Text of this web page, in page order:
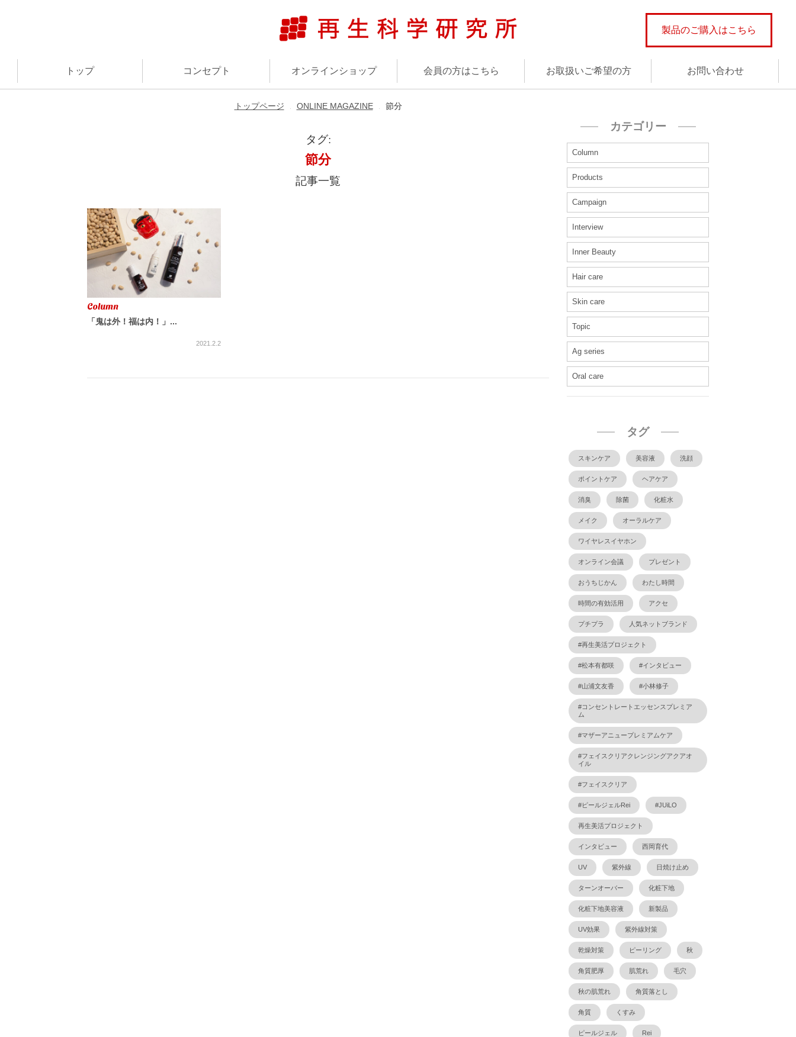
製品のご購入はこちら
トップ コンセプト オンラインショップ 会員の方はこちら お取扱いご希望の方 お問い合わせ
トップページ ONLINE MAGAZINE 節分
タグ:
節分
記事一覧
Column
「鬼は外！福は内！」...
2021.2.2
カテゴリー
Column
Products
Campaign
Interview
Inner Beauty
Hair care
Skin care
Topic
Ag series
Oral care
タグ
スキンケア 美容液 洗顔
ポイントケア ヘアケア
消臭 除菌 化粧水
メイク オーラルケア
ワイヤレスイヤホン
オンライン会議 プレゼント
おうちじかん わたし時間
時間の有効活用 アクセ
プチプラ 人気ネットブランド
#再生美活プロジェクト
#松本有都咲 #インタビュー
#山浦文友香 #小林修子
#コンセントレートエッセンスプレミア
ム
#マザーアニュープレミアムケア
#フェイスクリアクレンジングアクアオ
イル
#フェイスクリア
#ピールジェルRei #JUiLO
再生美活プロジェクト
インタビュー 西岡育代
UV 紫外線 日焼け止め
ターンオーバー 化粧下地
化粧下地美容液 新製品
UV効果 紫外線対策
乾燥対策 ピーリング 秋
角質肥厚 肌荒れ 毛穴
秋の肌荒れ 角質落とし
角質 くすみ
ピールジェル Rei